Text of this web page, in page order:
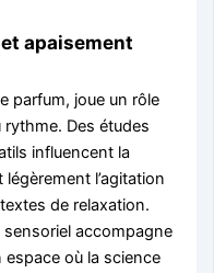
apaisement
parfum, joue un rôle
Des études
influencent la
l’agitation
de relaxation.
sensoriel accompagne
espace où la science